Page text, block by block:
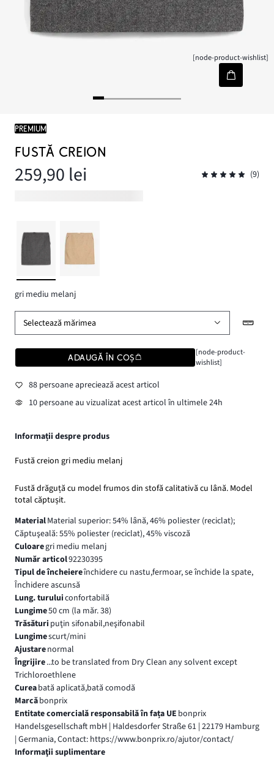
[node-product-wishlist]
PREMIUM
FUSTĂ CREION
259,90 lei (9)
gri mediu melanj
Selectează mărimea
ADAUGĂ ÎN COȘ
[node-product-
wishlist]
88 persoane apreciează acest articol
10 persoane au vizualizat acest articol în ultimele 24h
Informații despre produs
Fustă creion gri mediu melanj
Fustă drăguță cu model frumos din stofă calitativă cu lână. Model
total căptușit.
MaterialMaterial superior: 54% lână, 46% poliester (reciclat);
Căptuşeală: 55% poliester (reciclat), 45% viscoză
Culoaregri mediu melanj
Număr articol92230395
Tipul de încheiereînchidere cu nastu,fermoar, se închide la spate,
Închidere ascunsă
Lung. turuluiconfortabilă
Lungime50 cm (la măr. 38)
Trăsături puţin sifonabil,neşifonabil
Lungimescurt/mini
Ajustarenormal
Îngrijire...to be translated from Dry Clean any solvent except
Trichloroethlene
Cureabată aplicată,bată comodă
Marcăbonprix
Entitate comercială responsabilă în fața UE bonprix
Handelsgesellschaft mbH | Haldesdorfer Straße 61 | 22179 Hamburg
| Germania, Contact: https://www.bonprix.ro/ajutor/contact/
Informaţii suplimentare